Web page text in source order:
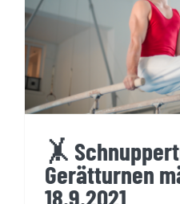
🤸
Gerätturnen
18.9.2021